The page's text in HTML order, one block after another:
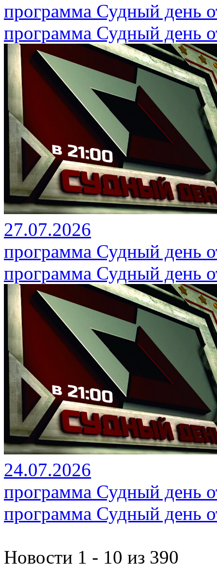
программа Судный день
программа Судный день
27.07.2026
программа Судный день
программа Судный день
24.07.2026
программа Судный день
программа Судный день
Новости 1 - 10 из 390